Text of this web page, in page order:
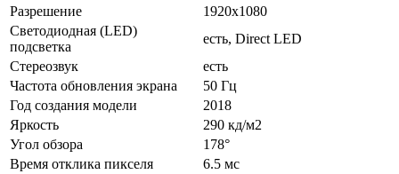
Разрешение
1920x1080
Светодиодная (LED)
подсветка
есть, Direct LED
Стереозвук
есть
Частота обновления экрана
50 Гц
Год создания модели
2018
Яркость
290 кд/м2
Угол обзора
178°
Время отклика пикселя
6.5 мс